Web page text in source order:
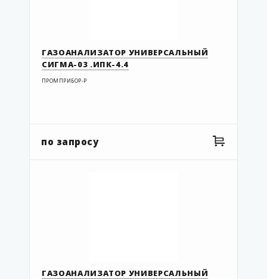
ГАЗОАНАЛИЗАТОР УНИВЕРСАЛЬНЫЙ
СИГМА-03 .ИПК-4.4
ПРОМПРИБОР-Р
по запросу
ГАЗОАНАЛИЗАТОР УНИВЕРСАЛЬНЫЙ